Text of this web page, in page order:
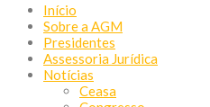
Início
Sobre a AGM
Presidentes
Assessoria Jurídica
Notícias
Ceasa